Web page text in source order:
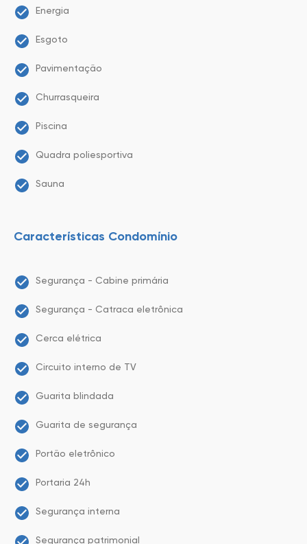
Energia
Esgoto
Pavimentação
Churrasqueira
Piscina
Quadra poliesportiva
Sauna
Características Condomínio
Segurança - Cabine primária
Segurança - Catraca eletrônica
Cerca elétrica
Circuito interno de TV
Guarita blindada
Guarita de segurança
Portão eletrônico
Portaria 24h
Segurança interna
Segurança patrimonial